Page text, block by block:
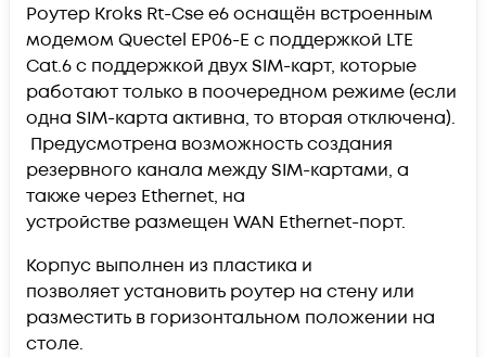
Роутер Kroks Rt-Cse e6 оснащён встроенным
модемом Quectel EP06-E с поддержкой LTE
Cat.6 с поддержкой двух SIM-карт, которые
работают только в поочередном режиме (если
одна SIM-карта активна, то вторая отключена).
Предусмотрена возможность создания
резервного канала между SIM-картами, а
также через Ethernet, на
устройстве размещен WAN Ethernet-порт.
Корпус выполнен из пластика и
позволяет установить роутер на стену или
разместить в горизонтальном положении на
столе.